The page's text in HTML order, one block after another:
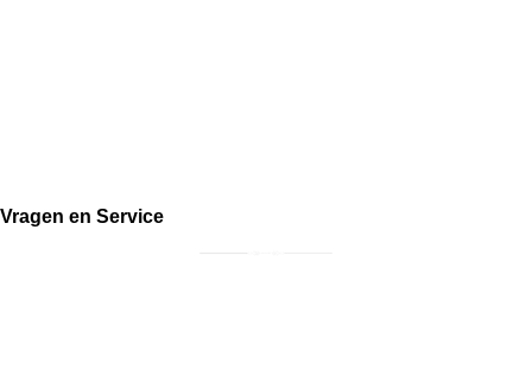
Vragen en Service